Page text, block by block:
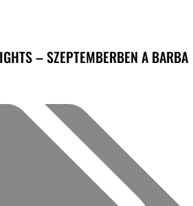
– SZEPTEMBERBEN A BARBA